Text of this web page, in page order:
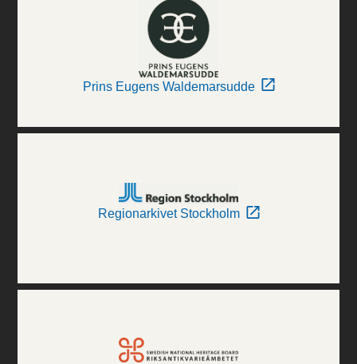
Prins Eugens Waldemarsudde
Regionarkivet Stockholm